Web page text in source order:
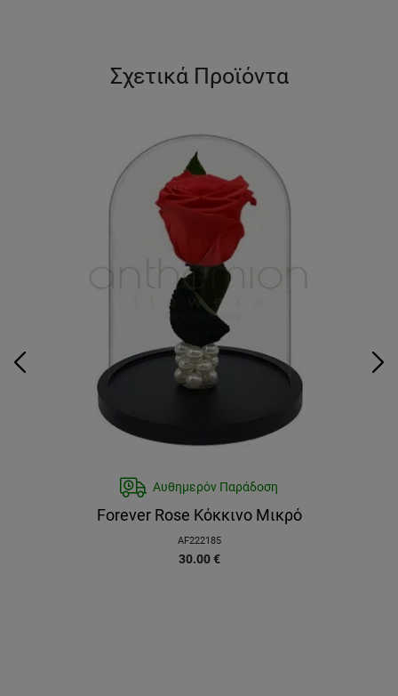
Σχετικά Προϊόντα
Αυθημερόν Παράδοση
Forever Rose Κόκκινο Μικρό
AF222185
30.00 €